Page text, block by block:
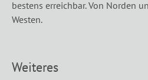
bestens erreichbar. Von Norden
Westen.
Weiteres